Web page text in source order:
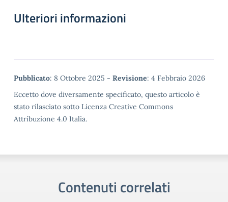
Ulteriori informazioni
Metadata
Pubblicato: 8 Ottobre 2025 - Revisione: 4 Febbraio 2026
Eccetto dove diversamente specificato, questo articolo è
stato rilasciato sotto Licenza Creative Commons
Attribuzione 4.0 Italia.
Contenuti correlati